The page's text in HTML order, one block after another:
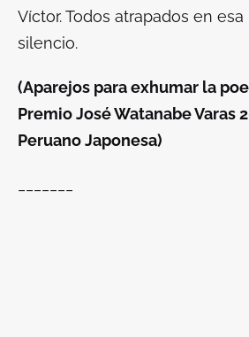
Víctor. Todos atrapados en
silencio.
(Aparejos para exhumar la
Premio José Watanabe Varas
Peruano Japonesa)